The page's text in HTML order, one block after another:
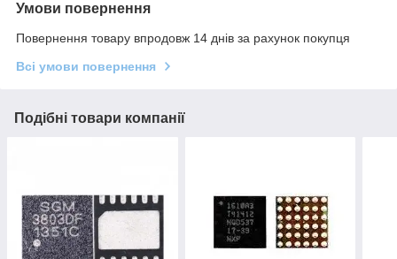
Умови повернення
Повернення товару впродовж 14 днів за рахунок покупця
Всі умови повернення
Подібні товари компанії